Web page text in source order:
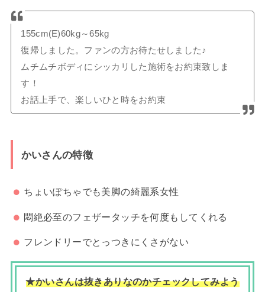
155cm(E)60kg～65kg
復帰しました。ファンの方お待たせしました♪
ムチムチボディにシッカリした施術をお約束致しま
す！
お話上手で、楽しいひと時をお約束
かいさんの特徴
ちょいぽちゃでも美脚の綺麗系女性
悶絶必至のフェザータッチを何度もしてくれる
フレンドリーでとっつきにくさがない
★かいさんは抜きありなのかチェックしてみよう